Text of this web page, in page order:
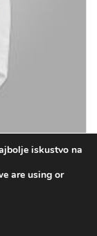
šefa
iskustvo na
are using or